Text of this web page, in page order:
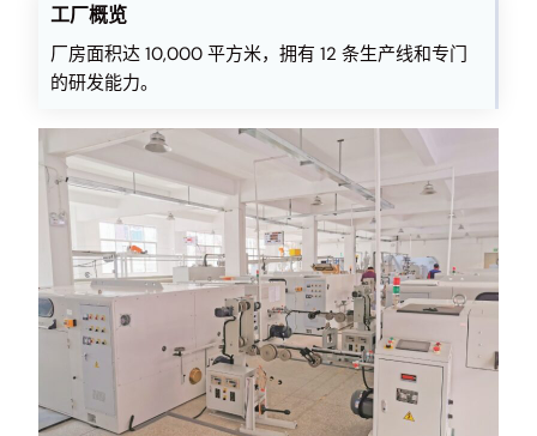
工厂概览
厂房面积达 10,000 平方米，拥有 12 条生产线和专门
的研发能力。